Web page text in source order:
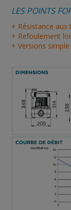
LES POINTS
+ Résistance aux
+ Refoulement
+ Versions